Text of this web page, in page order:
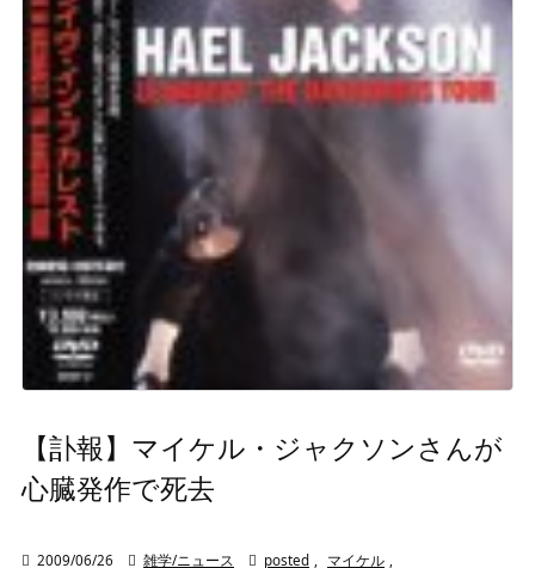
【訃報】マイケル・ジャクソンさんが
心臓発作で死去
 2009/06/26  雑学/ニュース  posted , マイケル ,